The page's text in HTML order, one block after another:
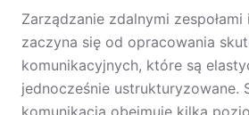
Zarządzanie zdalnymi
zaczyna się od opracowania
komunikacyjnych, które są
jednocześnie ustrukturyzowane.
komunikacja obejmuje kilka